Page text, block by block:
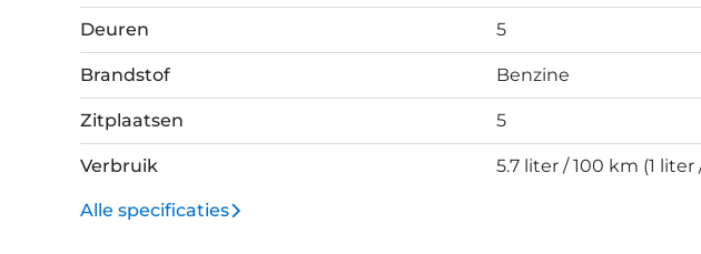
Deuren 5
Brandstof Benzine
Zitplaatsen 5
Verbruik 5.7 liter / 100 km (1 liter
Alle specificaties